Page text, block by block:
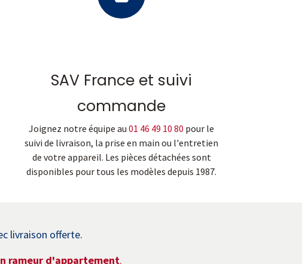
SAV France et suivi
commande
Joignez notre équipe au 01 46 49 10 80 pour le
suivi de livraison, la prise en main ou l'entretien
de votre appareil. Les pièces détachées sont
disponibles pour tous les modèles depuis 1987.
livraison offerte.
rameur d'appartement.